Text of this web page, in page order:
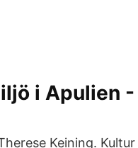
i Apulien -
Keining.